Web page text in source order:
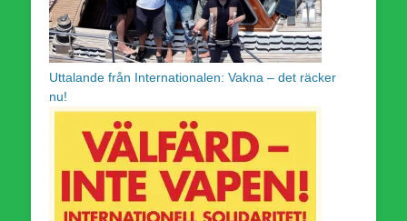
Uttalande från Internationalen: Vakna – det räcker
nu!